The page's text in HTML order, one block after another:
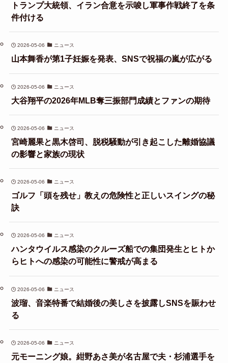
トランプ大統領、イラン合意を示唆し軍事作戦終了を条
件付ける
2026-05-06 ニュース
山本舞香が第1子妊娠を発表、SNSで祝福の嵐が広がる
2026-05-06 ニュース
大谷翔平の2026年MLB奪三振部門成績とファンの期待
2026-05-06 ニュース
宮崎麗果と黒木啓司、脱税騒動が引き起こした離婚協議
の影響と家族の現状
2026-05-06 ニュース
ゴルフ「頭を残せ」教えの危険性と正しいスイングの秘
訣
2026-05-06 ニュース
ハンタウイルス感染のクルーズ船での集団発生とヒトか
らヒトへの感染の可能性に警戒が高まる
2026-05-06 ニュース
波瑠、音楽特番で結婚後の美しさを披露しSNSを賑わせ
る
2026-05-06 ニュース
元モーニング娘。紺野あさ美が名古屋で夫・杉浦選手を